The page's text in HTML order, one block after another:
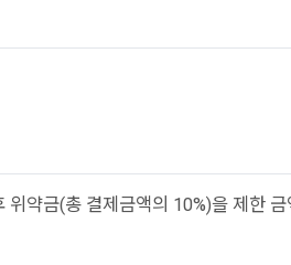
약금(총 결제금액의 10%)을 제한